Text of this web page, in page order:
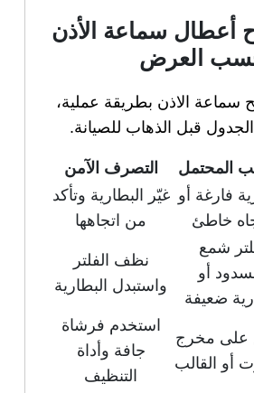
أعطال سماعة الأذن
العرض
سماعة الاذن بطريقة عملية،
قبل الذهاب للصيانة.
المحتمل
التصرف الآمن
فارغة أو
خاطئ
غيّر البطارية وتأكد
من اتجاهها
شمع
أو
ضعيفة
نظف الفلتر
واستبدل البطارية
على مخرج
أو القالب
استخدم فرشاة
جافة وأداة
التنظيف